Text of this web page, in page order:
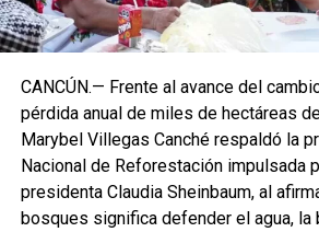
CANCÚN.— Frente al avance del
pérdida anual de miles de hectáreas
Marybel Villegas Canché respaldó la
Nacional de Reforestación impulsada
presidenta Claudia Sheinbaum, al
bosques significa defender el agua,